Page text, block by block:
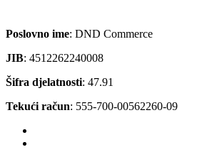
Poslovno ime: DND Commerce
JIB: 4512262240008
Šifra djelatnosti: 47.91
Tekući račun: 555-700-00562260-09